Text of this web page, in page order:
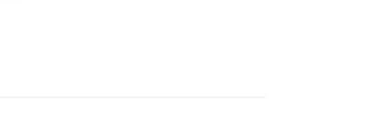
y analizar nuestro tráfico. Al hacer clic en "Aceptar